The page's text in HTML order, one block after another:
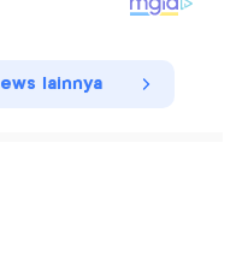
lainnya